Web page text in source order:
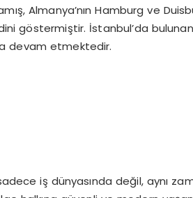
Almanya’nın Hamburg ve
göstermiştir. İstanbul’da bulunan
devam etmektedir.
iş dünyasında değil, aynı